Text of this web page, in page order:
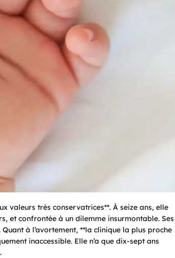
valeurs très conservatrices**. À seize ans, elle
et confrontée à un dilemme insurmontable. Ses
à l’avortement, **la clinique la plus proche
inaccessible. Elle n’a que dix-sept ans